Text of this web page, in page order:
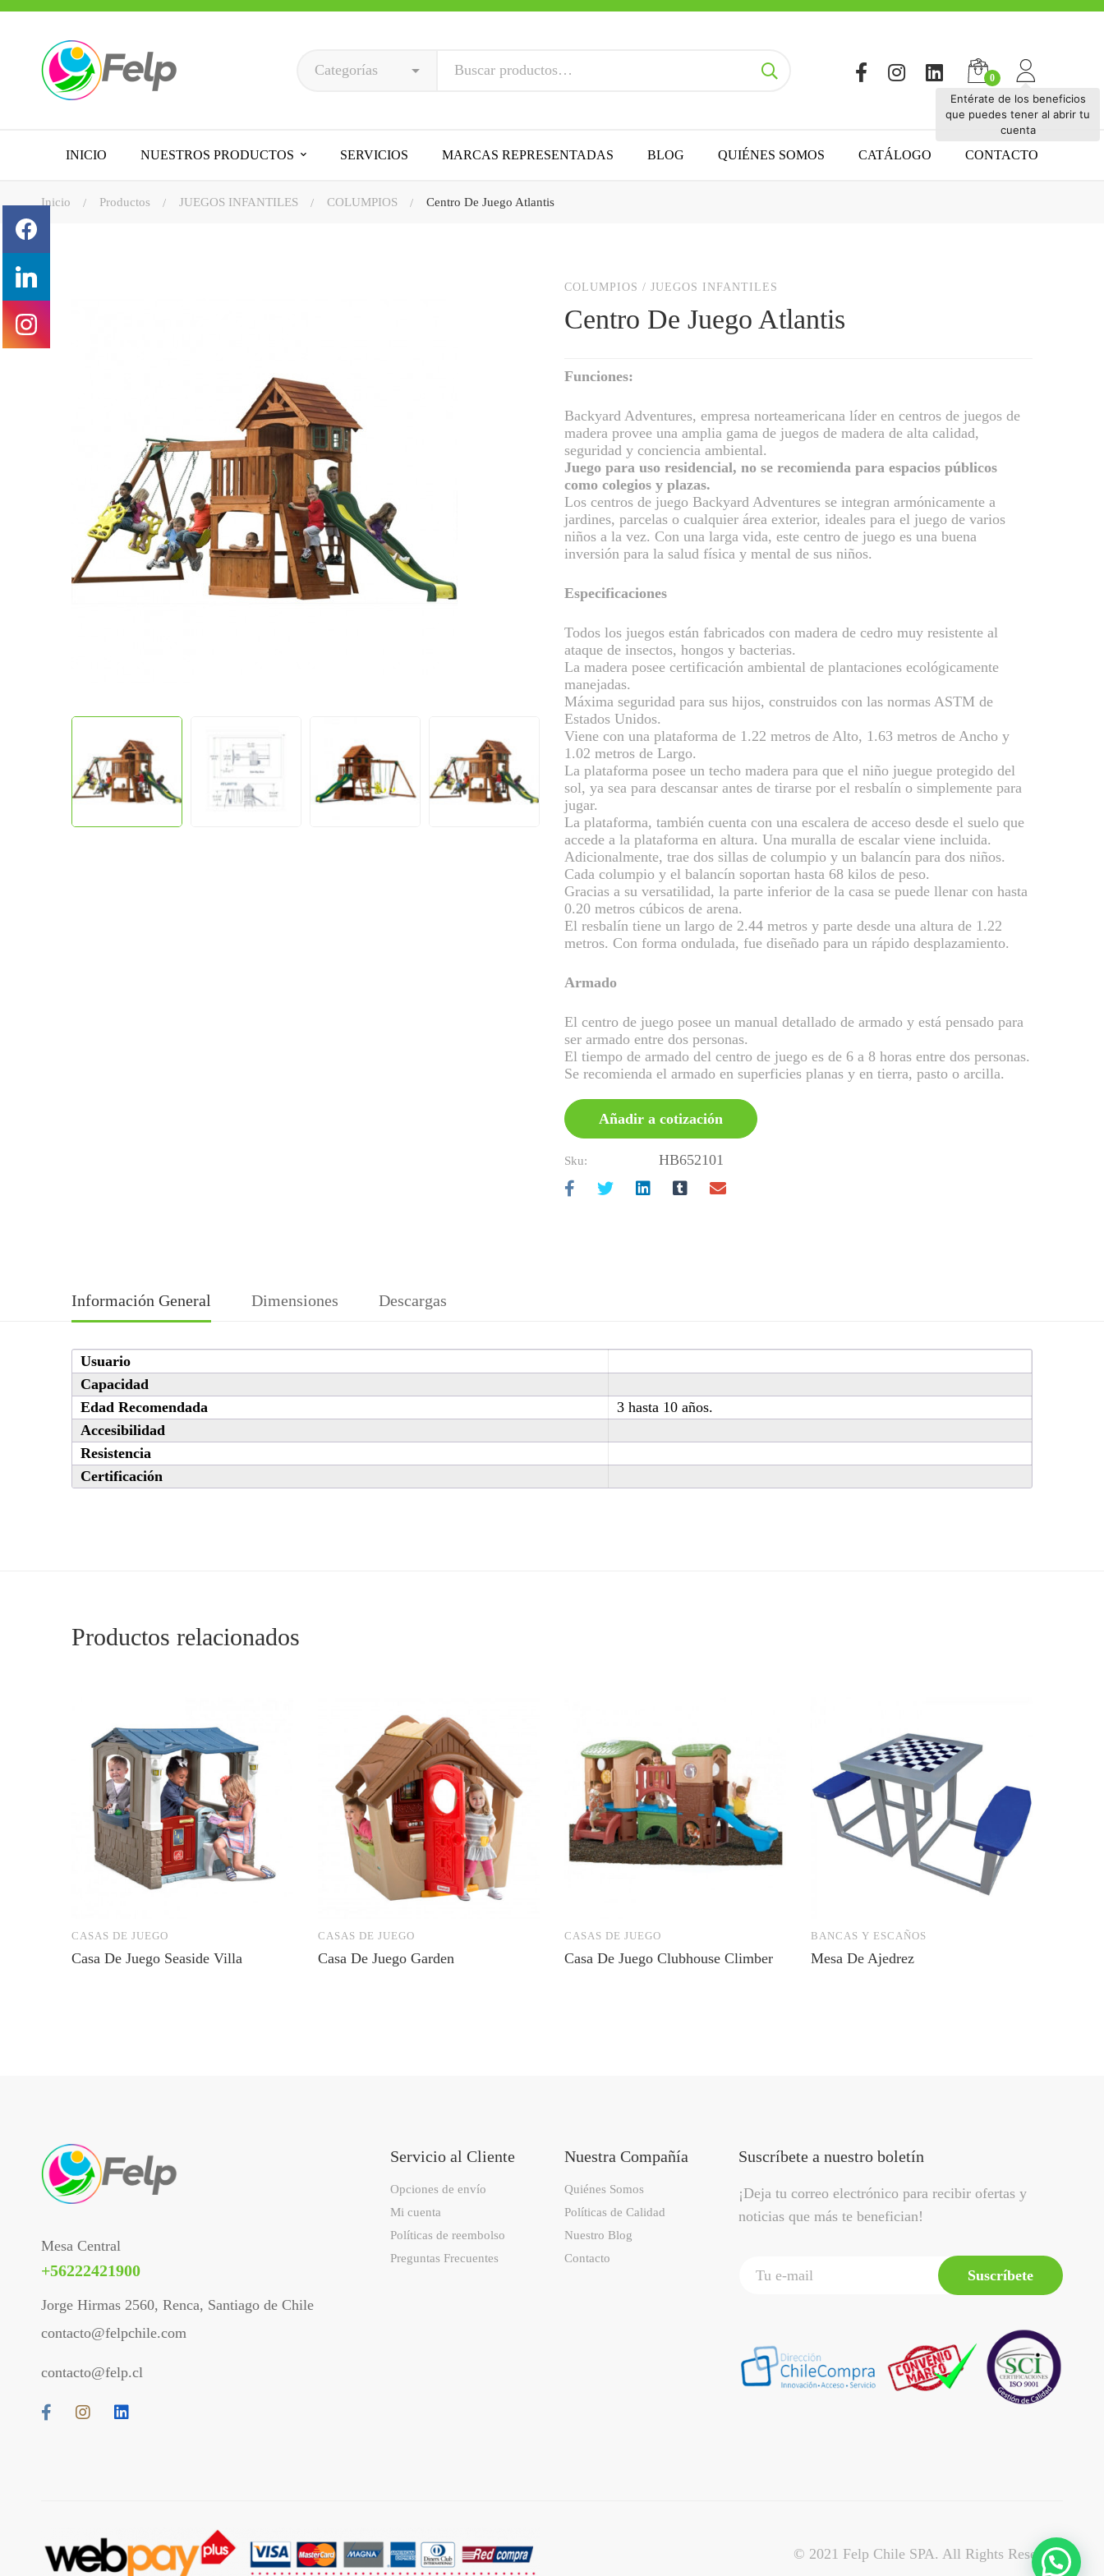
INICIO NUESTROS PRODUCTOS SERVICIOS MARCAS REPRESENTADAS BLOG QUIÉNES SOMOS CATÁLOGO CONTACTO
Inicio Productos JUEGOS INFANTILES COLUMPIOS Centro De Juego Atlantis
COLUMPIOS / JUEGOS INFANTILES
Centro De Juego Atlantis
Funciones:
Backyard Adventures, empresa norteamericana líder en centros de juegos de
madera provee una amplia gama de juegos de madera de alta calidad,
seguridad y conciencia ambiental.
Juego para uso residencial, no se recomienda para espacios públicos
como colegios y plazas.
Los centros de juego Backyard Adventures se integran armónicamente a
jardines, parcelas o cualquier área exterior, ideales para el juego de varios
niños a la vez. Con una larga vida, este centro de juego es una buena
inversión para la salud física y mental de sus niños.
Especificaciones
Todos los juegos están fabricados con madera de cedro muy resistente al
ataque de insectos, hongos y bacterias.
La madera posee certificación ambiental de plantaciones ecológicamente
manejadas.
Máxima seguridad para sus hijos, construidos con las normas ASTM de
Estados Unidos.
Viene con una plataforma de 1.22 metros de Alto, 1.63 metros de Ancho y
1.02 metros de Largo.
La plataforma posee un techo madera para que el niño juegue protegido del
sol, ya sea para descansar antes de tirarse por el resbalín o simplemente para
jugar.
La plataforma, también cuenta con una escalera de acceso desde el suelo que
accede a la plataforma en altura. Una muralla de escalar viene incluida.
Adicionalmente, trae dos sillas de columpio y un balancín para dos niños.
Cada columpio y el balancín soportan hasta 68 kilos de peso.
Gracias a su versatilidad, la parte inferior de la casa se puede llenar con hasta
0.20 metros cúbicos de arena.
El resbalín tiene un largo de 2.44 metros y parte desde una altura de 1.22
metros. Con forma ondulada, fue diseñado para un rápido desplazamiento.
Armado
El centro de juego posee un manual detallado de armado y está pensado para
ser armado entre dos personas.
El tiempo de armado del centro de juego es de 6 a 8 horas entre dos personas.
Se recomienda el armado en superficies planas y en tierra, pasto o arcilla.
Añadir a cotización
Sku: HB652101
Información General Dimensiones Descargas
Usuario
Capacidad
Edad Recomendada
3 hasta 10 años.
Accesibilidad
Resistencia
Certificación
Productos relacionados
CASAS DE JUEGO
Casa De Juego Seaside Villa
CASAS DE JUEGO
Casa De Juego Garden
CASAS DE JUEGO
Casa De Juego Clubhouse Climber
BANCAS Y ESCAÑOS
Mesa De Ajedrez
Mesa Central
+56222421900
Jorge Hirmas 2560, Renca, Santiago de Chile
contacto@felpchile.com
contacto@felp.cl
Servicio al Cliente
Opciones de envío
Mi cuenta
Políticas de reembolso
Preguntas Frecuentes
Nuestra Compañía
Quiénes Somos
Políticas de Calidad
Nuestro Blog
Contacto
Suscríbete a nuestro boletín
¡Deja tu correo electrónico para recibir ofertas y
noticias que más te benefician!
Suscríbete
© 2021 Felp Chile SPA. All Rights Reserved
Entérate de los beneficios
que puedes tener al abrir tu
cuenta